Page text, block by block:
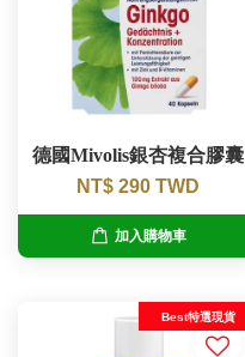
德國Mivolis銀杏複合膠囊
NT$ 290 TWD
加入購物車
Best特選現貨